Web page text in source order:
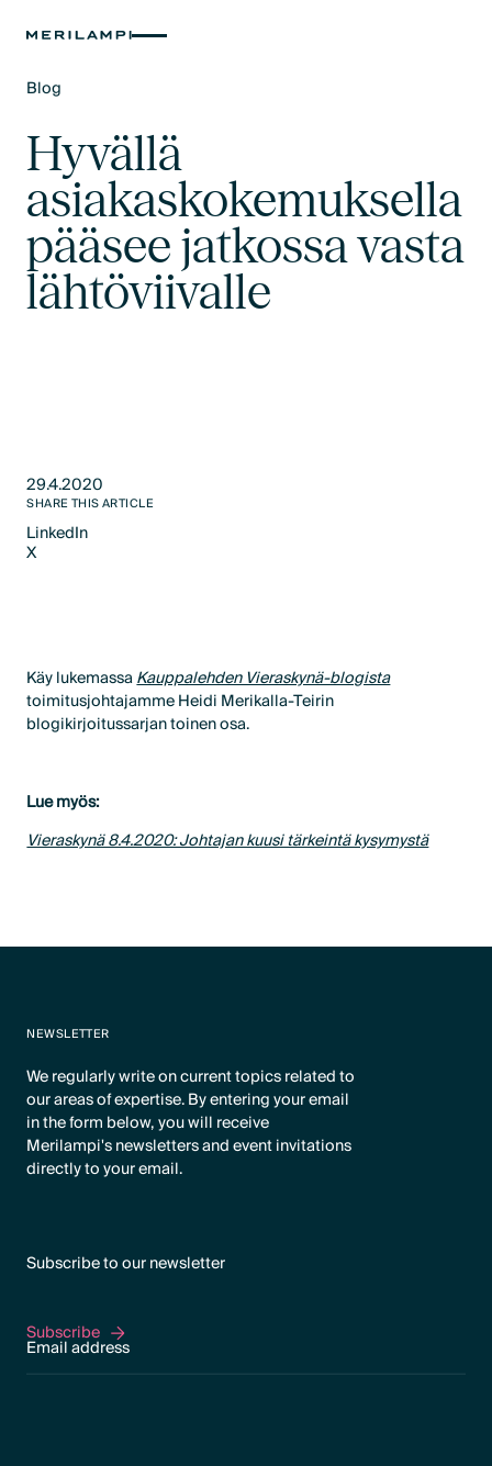
Blog
Hyvällä
asiakaskokemuksella
pääsee jatkossa vasta
lähtöviivalle
29.4.2020
SHARE THIS ARTICLE
LinkedIn
LinkedIn
X
Käy lukemassaKauppalehden Vieraskynä-blogista
toimitusjohtajamme Heidi Merikalla-Teirin
blogikirjoitussarjan toinen osa.
Lue myös:
Vieraskynä 8.4.2020: Johtajan kuusi tärkeintä kysymystä
NEWSLETTER
We regularly write on current topics related to
our areas of expertise. By entering your email
in the form below, you will receive
Merilampi's newsletters and event invitations
directly to your email.
Subscribe to our newsletter
Subscribe
Subscribe